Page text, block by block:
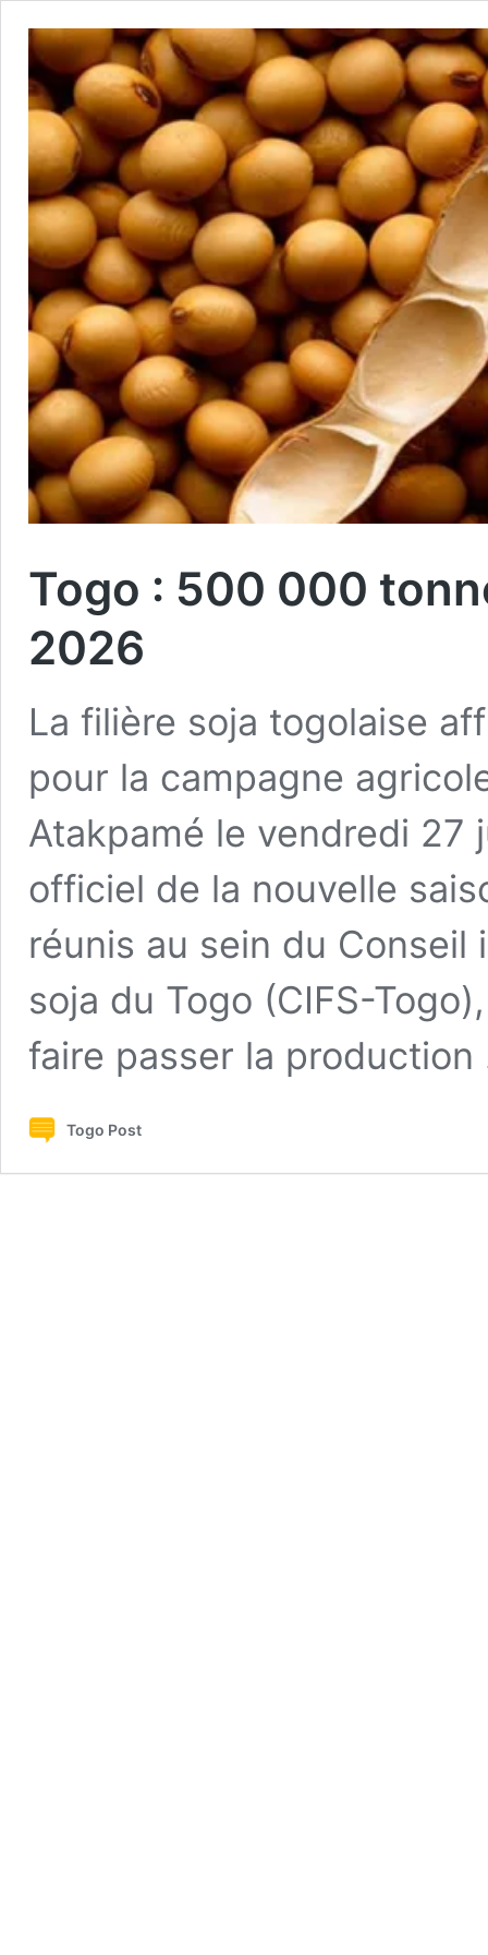
Togo : 500 000
2026
La filière soja togolaise
pour la campagne
Atakpamé le vendredi 27
officiel de la nouvelle
réunis au sein du
soja du Togo (CIFS-
faire passer la
Togo Post